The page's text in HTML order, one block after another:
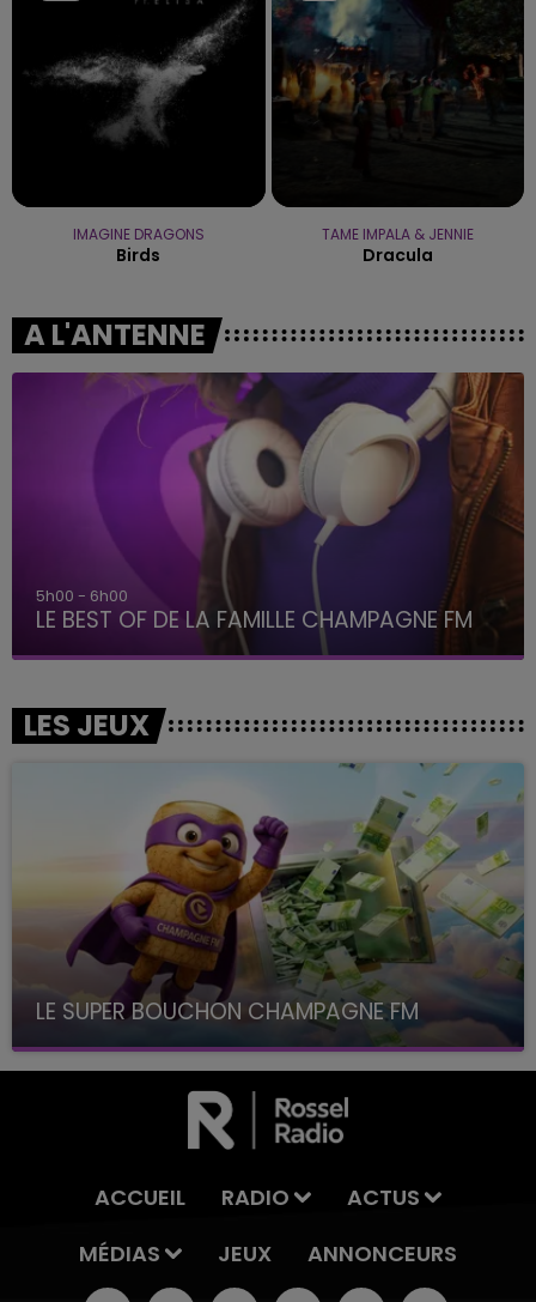
IMAGINE DRAGONS
Birds
TAME IMPALA & JENNIE
Dracula
A L'ANTENNE
6h00 - 10h00
La Famille
LES JEUX
LE SUPER BOUCHON CHAMPAGNE FM
avec La Famille Champagne FM, à 8H10
ACCUEIL RADIO
ACTUS
MÉDIAS
JEUX ANNONCEURS